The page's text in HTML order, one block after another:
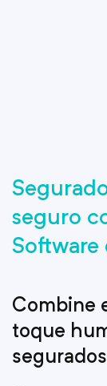
seguro
Combine
toque
segurados